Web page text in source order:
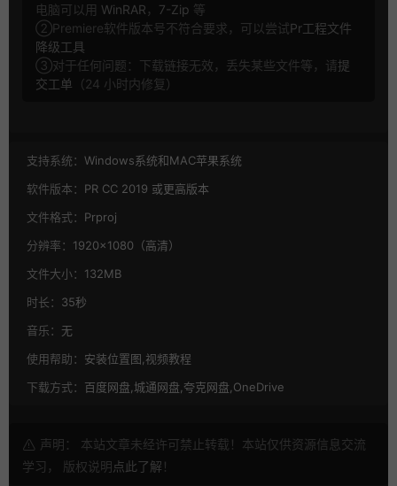
电脑可以用 WinRAR ， 7-Zip 等
②Premiere软件版本号不符合要求，可以尝试Pr工程文件
降级工具
③对于任何问题：下载链接无效，丢失某些文件等，请提
交工单 （24 小时内修复）
支持系统： Windows系统和MAC苹果系统
软件版本： PR CC 2019 或更高版本
文件格式： Prproj
分辨率： 1920×1080（高清）
文件大小： 132MB
时长： 35秒
音乐： 无
使用帮助： 安装位置图,视频教程
下载方式： 百度网盘,城通网盘,夸克网盘,OneDrive
声明： 本站文章未经许可禁止转载！本站仅供资源信息交流
学习， 版权说明点此了解 ！